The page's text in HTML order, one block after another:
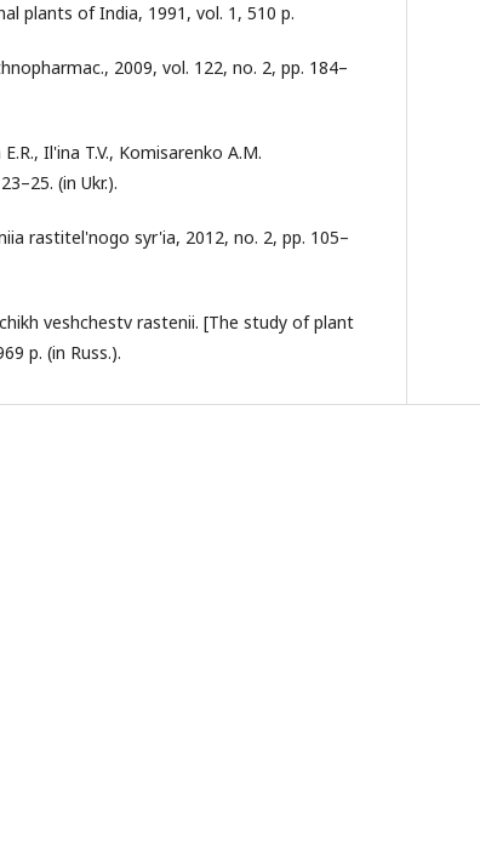
plants of India, 1991, vol. 1, 510 p.
2009, vol. 122, no. 2, pp. 184–
Il'ina T.V., Komisarenko A.M.
(in Ukr.).
rastitel'nogo syr'ia, 2012, no. 2, pp. 105–
veshchestv rastenii. [The study of plant
p. (in Russ.).